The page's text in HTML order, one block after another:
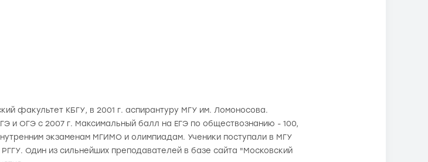
факультет КБГУ, в 2001 г. аспирантуру МГУ им. Ломоносова.
и ОГЭ с 2007 г. Максимальный балл на ЕГЭ по обществознанию - 100,
экзаменам МГИМО и олимпиадам. Ученики поступали в МГУ
Один из сильнейших преподавателей в базе сайта "Московский